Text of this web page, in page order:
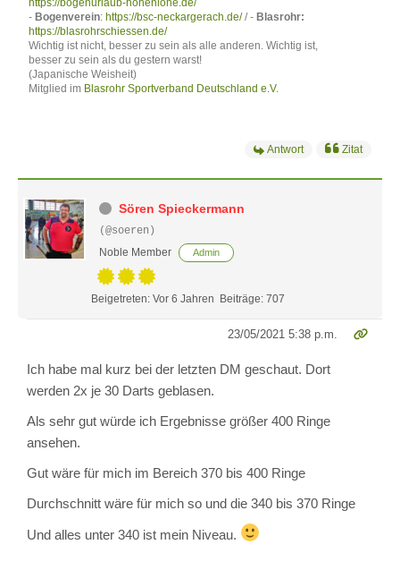
https://bogenurlaub-hohenlohe.de/
- Bogenverein: https://bsc-neckargerach.de// - Blasrohr:
https://blasrohrschiessen.de/
Wichtig ist nicht, besser zu sein als alle anderen. Wichtig ist,
besser zu sein als du gestern warst!
(Japanische Weisheit)
Mitglied im Blasrohr Sportverband Deutschland e.V.
Antwort Zitat
Sören Spieckermann
(@soeren)
Noble Member
Admin
Beigetreten: Vor 6 Jahren Beiträge: 707
23/05/2021 5:38 p.m.
Ich habe mal kurz bei der letzten DM geschaut. Dort
werden 2x je 30 Darts geblasen.
Als sehr gut würde ich Ergebnisse größer 400 Ringe
ansehen.
Gut wäre für mich im Bereich 370 bis 400 Ringe
Durchschnitt wäre für mich so und die 340 bis 370 Ringe
Und alles unter 340 ist mein Niveau.